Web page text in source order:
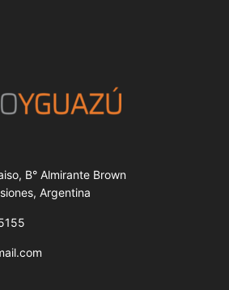
B° Almirante Brown
Argentina